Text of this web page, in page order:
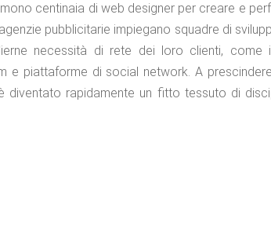
centinaia di web designer per creare e
pubblicitarie impiegano squadre di
necessità di rete dei loro clienti, come
e piattaforme di social network. A
diventato rapidamente un fitto tessuto di